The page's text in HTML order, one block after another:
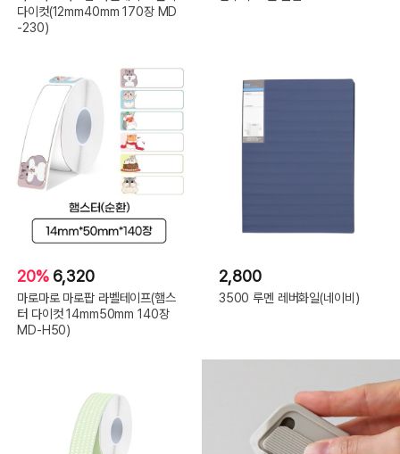
다이컷(12mm40mm 170장 MD
-230)
20% 6,320
마로마로 마로팝 라벨테이프(햄스
터 다이컷 14mm50mm 140장
MD-H50)
2,800
3500 루멘 레버화일(네이비)